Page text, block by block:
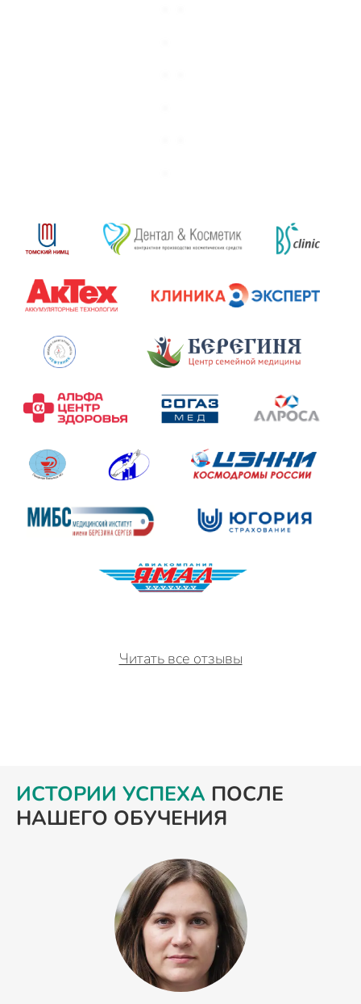
Читать все отзывы
ИСТОРИИ УСПЕХА ПОСЛЕ
НАШЕГО ОБУЧЕНИЯ